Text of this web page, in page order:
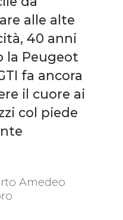
alle alte
40 anni
la Peugeot
fa ancora
il cuore ai
col piede
Amedeo